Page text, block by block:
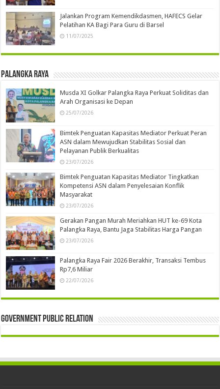
Jalankan Program Kemendikdasmen, HAFECS Gelar
Pelatihan KA Bagi Para Guru di Barsel
11/07/2025
Palangka Raya
Musda XI Golkar Palangka Raya Perkuat Soliditas dan
Arah Organisasi ke Depan
25/07/2026
Bimtek Penguatan Kapasitas Mediator Perkuat Peran
ASN dalam Mewujudkan Stabilitas Sosial dan
Pelayanan Publik Berkualitas
23/07/2026
Bimtek Penguatan Kapasitas Mediator Tingkatkan
Kompetensi ASN dalam Penyelesaian Konflik
Masyarakat
23/07/2026
Gerakan Pangan Murah Meriahkan HUT ke-69 Kota
Palangka Raya, Bantu Jaga Stabilitas Harga Pangan
23/07/2026
Palangka Raya Fair 2026 Berakhir, Transaksi Tembus
Rp7,6 Miliar
22/07/2026
Government Public Relation